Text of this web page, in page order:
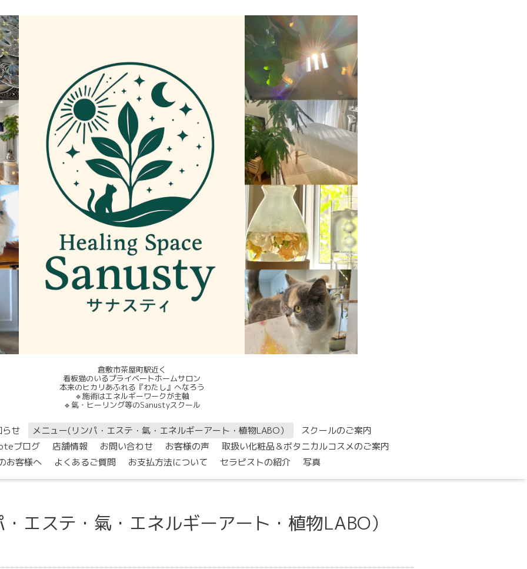
倉敷市茶屋町駅近く
看板猫のいるプライベートホームサロン
本来のヒカリあふれる『わたし』へなろう
🔹施術はエネルギーワークが主軸
🔹氣・ヒーリング等のSanustyスクール
らせ メニュー(リンパ・エステ・氣・エネルギーアート・植物LABO）
スクールのご案内
ブログ 店舗情報 お問い合わせ お客様の声
取扱い化粧品＆ボタニカルコスメのご案内
お客様へ
よくあるご質問 お支払方法について セラピストの紹介 写真
エステ・氣・エネルギーアート・植物LABO）